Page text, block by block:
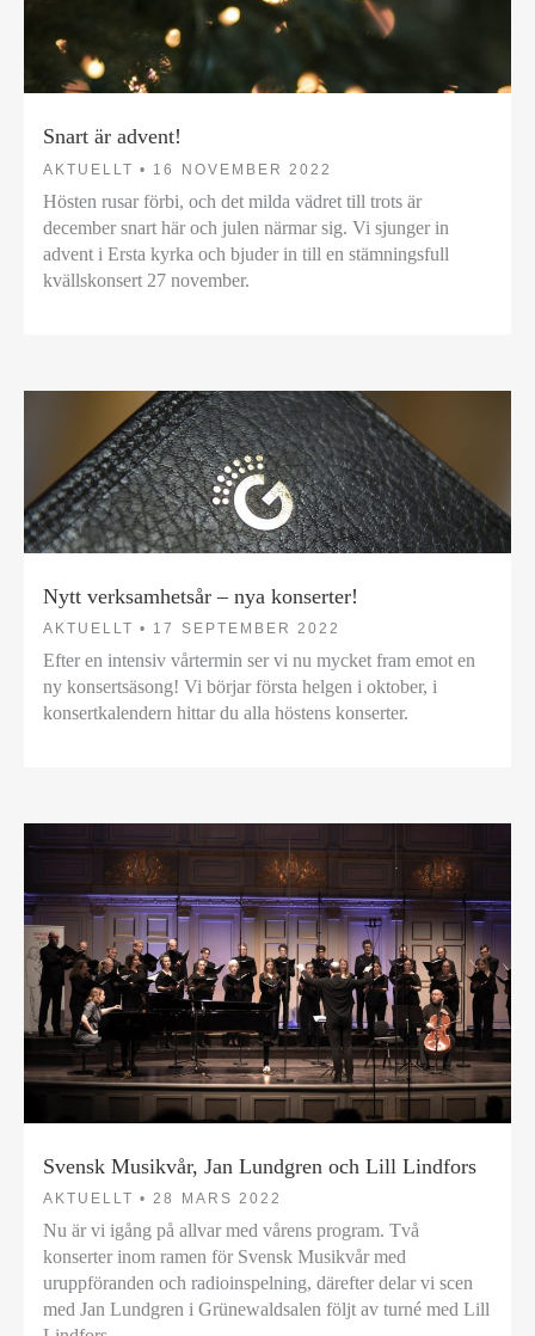
Snart är advent!
AKTUELLT • 16 NOVEMBER 2022
Hösten rusar förbi, och det milda vädret till trots är
december snart här och julen närmar sig. Vi sjunger in
advent i Ersta kyrka och bjuder in till en stämningsfull
kvällskonsert 27 november.
Nytt verksamhetsår – nya konserter!
AKTUELLT • 17 SEPTEMBER 2022
Efter en intensiv vårtermin ser vi nu mycket fram emot en
ny konsertsäsong! Vi börjar första helgen i oktober, i
konsertkalendern hittar du alla höstens konserter.
Svensk Musikvår, Jan Lundgren och Lill Lindfors
AKTUELLT • 28 MARS 2022
Nu är vi igång på allvar med vårens program. Två
konserter inom ramen för Svensk Musikvår med
uruppföranden och radioinspelning, därefter delar vi scen
med Jan Lundgren i Grünewaldsalen följt av turné med Lill